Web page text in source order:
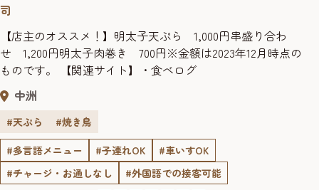
司
【店主のオススメ！】明太子天ぷら 1,000円串盛り合わ
せ 1,200円明太子肉巻き 700円※金額は2023年12月時点の
ものです。 【関連サイト】・食べログ
中洲
#天ぷら
#焼き鳥
#多言語メニュー
#子連れOK
#車いすOK
#チャージ・お通しなし
#外国語での接客可能